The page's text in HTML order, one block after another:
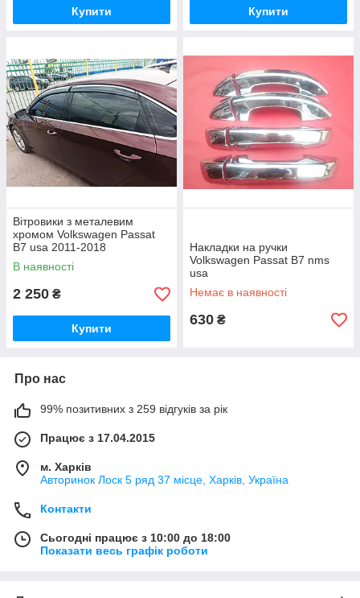
Купити Купити
Вітровики з металевим
хромом Volkswagen Passat
B7 usa 2011-2018
В наявності
2 250 ₴
Купити
Накладки на ручки
Volkswagen Passat B7 nms
usa
Немає в наявності
630 ₴
Про нас
99% позитивних з 259 відгуків за рік
Працює з 17.04.2015
м. Харків
Авторинок Лоск 5 ряд 37 місце, Харків, Україна
Контакти
Сьогодні працює з 10:00 до 18:00
Показати весь графік роботи